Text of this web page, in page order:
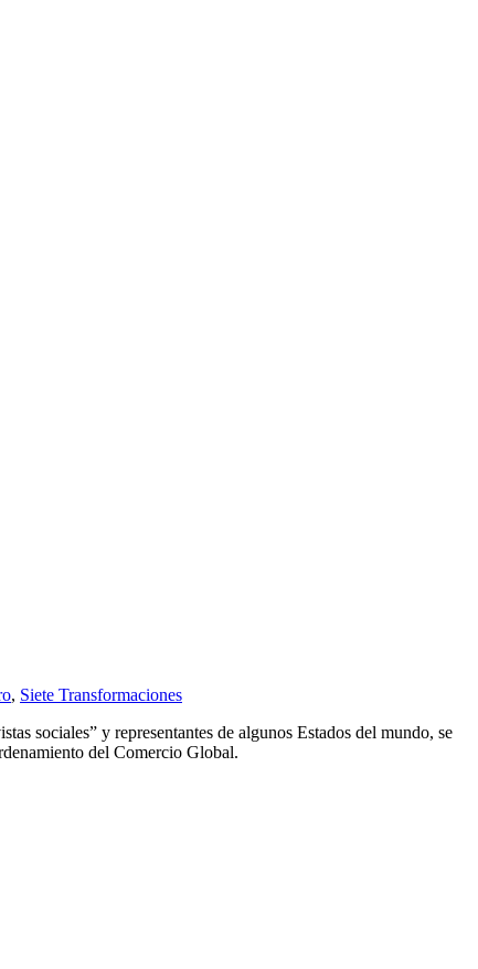
, Siete Transformaciones
sociales” y representantes de algunos Estados del mundo, se
del Comercio Global.